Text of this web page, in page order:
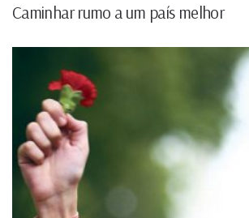
Caminhar rumo a um país melhor